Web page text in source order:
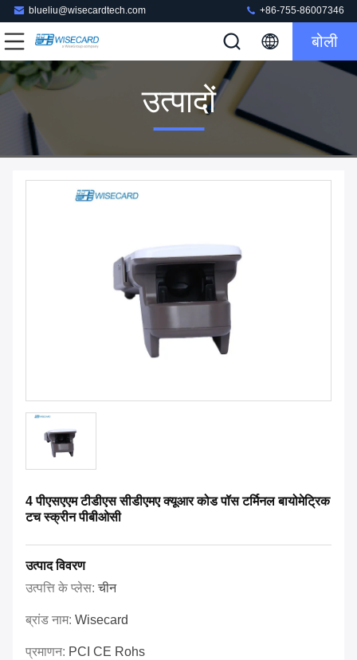
blueliu@wisecardtech.com +86-755-86007346
बोली
उत्पादों
4 पीएसएएम टीडीएस सीडीएमए क्यूआर कोड पॉस टर्मिनल बायोमेट्रिक
टच स्क्रीन पीबीओसी
उत्पाद विवरण
उत्पत्ति के प्लेस:चीन
ब्रांड नाम: Wisecard
प्रमाणन: PCI CE Rohs